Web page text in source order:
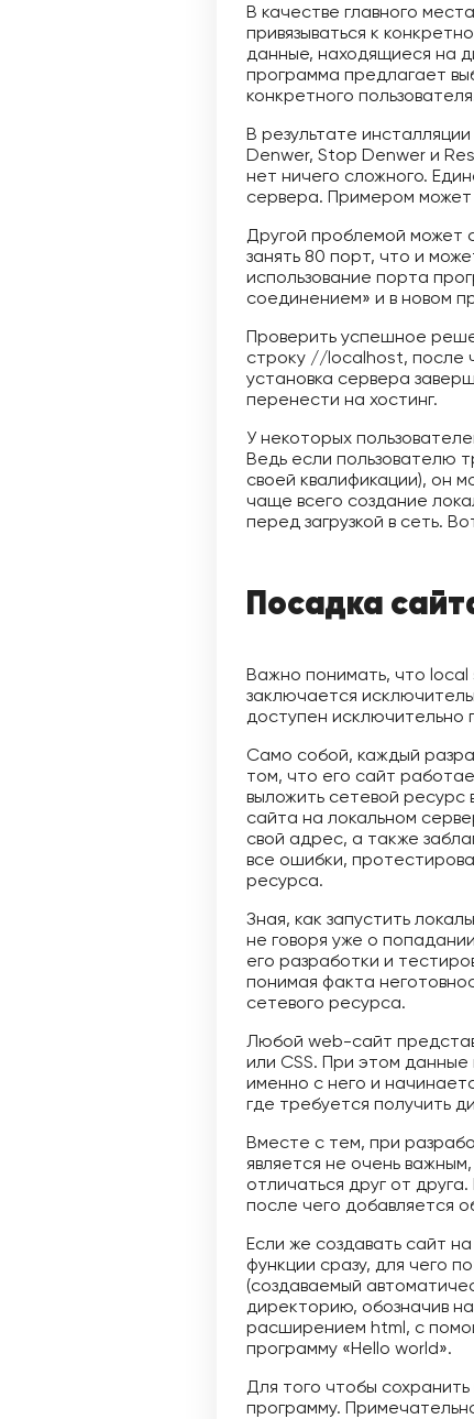
В качестве главного
привязываться к
данные, находящиеся на
программа предлагает
конкретного
В результате
Denwer, Stop Denwer и
нет ничего сложного.
сервера. Примером может
Другой проблемой может
занять 80 порт, что и
использование порта
соединением» и в новом
Проверить успешное
строку //localhost, после
установка сервера
перенести на хостинг.
У некоторых
Ведь если пользователю
своей квалификации), он
чаще всего создание
перед загрузкой в сеть.
Посадка
Важно понимать, что local
заключается
доступен исключительно
Само собой, каждый
том, что его сайт
выложить сетевой
сайта на локальном
свой адрес, а также
все ошибки,
ресурса.
Зная, как запустить
не говоря уже о
его разработки и
понимая факта
сетевого ресурса.
Любой web-сайт
или CSS. При этом
именно с него и
где требуется получить
Вместе с тем, при
является не очень
отличаться друг от
после чего добавляется
Если же создавать сайт
функции сразу, для чего
(создаваемый
директорию, обозначив
расширением html, с
программу «Hello world».
Для того чтобы
программу.